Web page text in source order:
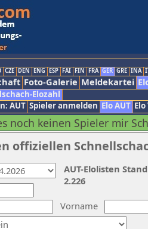
CZE DEN ENG ESP FAI FIN FRA GER GRE INA
Foto-Galerie Meldekartei
Elozahl
AUT Spieler anmelden Elo AUT
noch keinen Spieler mir
offiziellen
Vorname
AUT-Elolisten
2.226